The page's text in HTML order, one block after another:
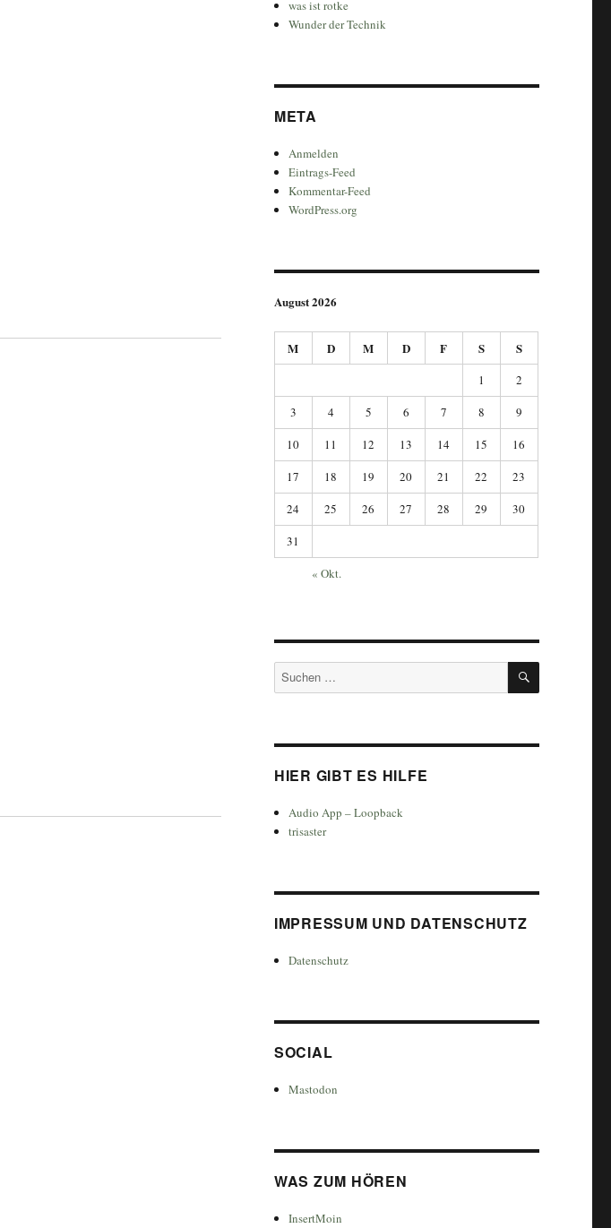
was ist rotke
Wunder der Technik
META
Anmelden
Eintrags-Feed
Kommentar-Feed
WordPress.org
August 2026
M D M D F S S
1
2
3
4 5 6 7 8
9
10
11 12 13 14 15
16
17
18 19 20 21 22
23
24
25 26 27 28 29
30
31
« Okt.
Suchen
nach:
SUCHEN
HIER GIBT ES HILFE
Audio App – Loopback
trisaster
IMPRESSUM UND DATENSCHUTZ
Datenschutz
SOCIAL
Mastodon
WAS ZUM HÖREN
InsertMoin